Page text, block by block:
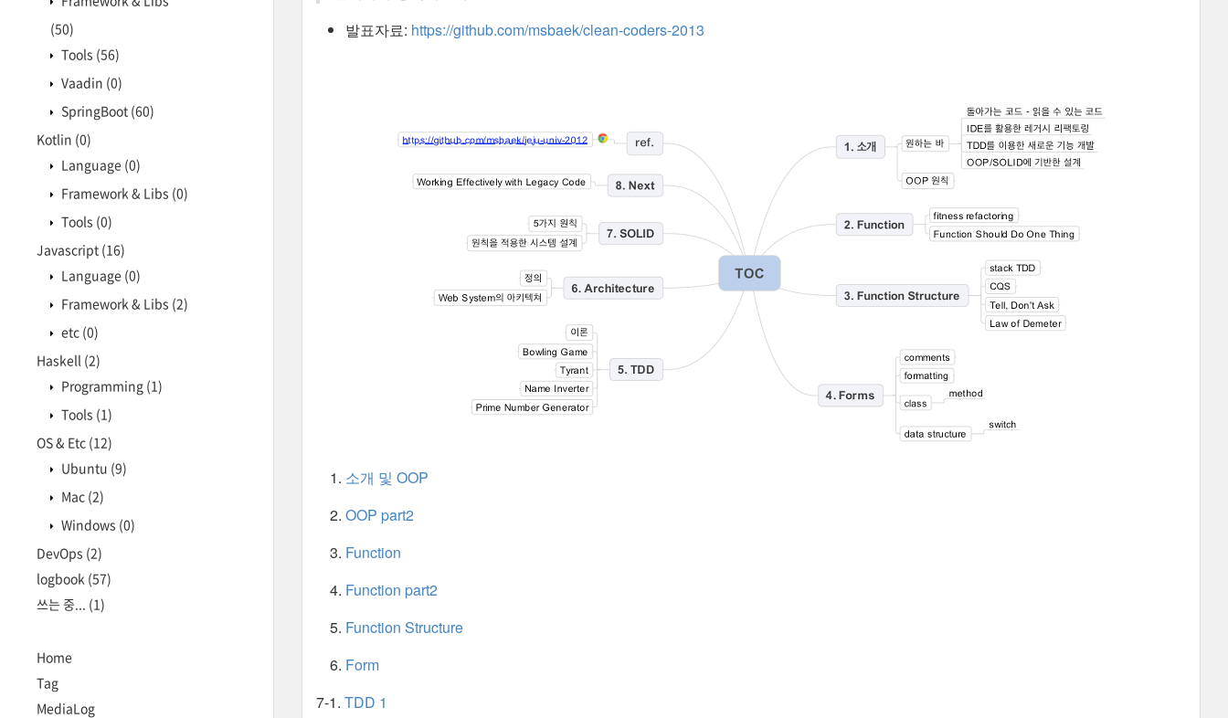
(50)
Tools (56)
Vaadin (0)
SpringBoot (60)
Kotlin (0)
Language (0)
Framework & Libs (0)
Tools (0)
Javascript (16)
Language (0)
Framework & Libs (2)
etc (0)
Haskell (2)
Programming (1)
Tools (1)
OS & Etc (12)
Ubuntu (9)
Mac (2)
Windows (0)
DevOps (2)
logbook (57)
쓰는 중... (1)
Home
Tag
MediaLog
발표자료: https://github.com/msbaek/clean-coders-2013
소개 및 OOP
OOP part2
Function
Function part2
Function Structure
Form
7-1. TDD 1